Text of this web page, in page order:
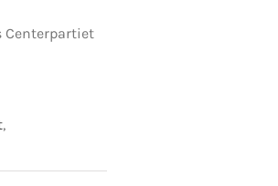
Centerpartiet
,